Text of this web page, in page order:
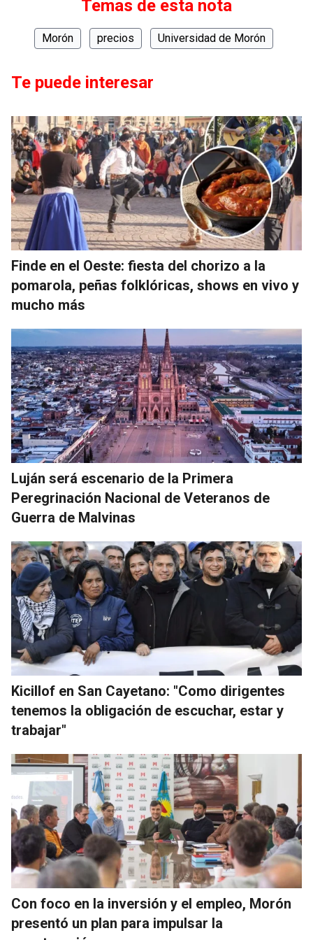
Temas de esta nota
Morón precios Universidad de Morón
Te puede interesar
Finde en el Oeste: fiesta del chorizo a la
pomarola, peñas folklóricas, shows en vivo y
mucho más
Luján será escenario de la Primera
Peregrinación Nacional de Veteranos de
Guerra de Malvinas
Kicillof en San Cayetano: "Como dirigentes
tenemos la obligación de escuchar, estar y
trabajar"
Con foco en la inversión y el empleo, Morón
presentó un plan para impulsar la